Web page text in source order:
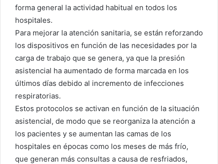
forma general la actividad habitual en todos los
hospitales.
Para mejorar la atención sanitaria, se están reforzando
los dispositivos en función de las necesidades por la
carga de trabajo que se genera, ya que la presión
asistencial ha aumentado de forma marcada en los
últimos días debido al incremento de infecciones
respiratorias.
Estos protocolos se activan en función de la situación
asistencial, de modo que se reorganiza la atención a
los pacientes y se aumentan las camas de los
hospitales en épocas como los meses de más frío,
que generan más consultas a causa de resfriados,